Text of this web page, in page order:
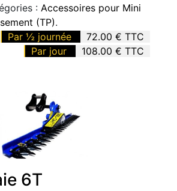
: Accessoires pour Mini
(TP).
Par ½ journée
72.00 € TTC
Par jour
108.00 € TTC
6T